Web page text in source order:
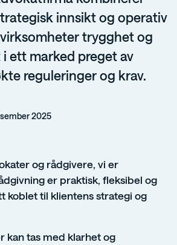
innsikt og operativ
trygghet og
ett marked preget av
reguleringer og krav.
2025
og rådgivere, vi er
er praktisk, fleksibel og
koblet til klientens strategi og
kan tas med klarhet og